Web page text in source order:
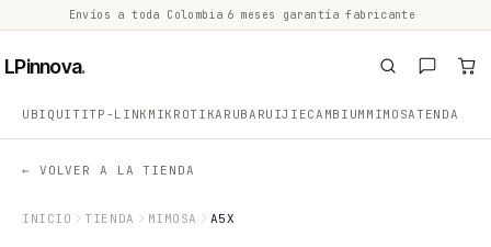
Envíos a toda Colombia 6 meses garantía fabricante
LPinnova.
UBIQUITITP-LINK MIKROTIKARUBA RUIJIECAMBIUM MIMOSATENDA
← VOLVER A LA TIENDA
INICIO TIENDA MIMOSA A5X